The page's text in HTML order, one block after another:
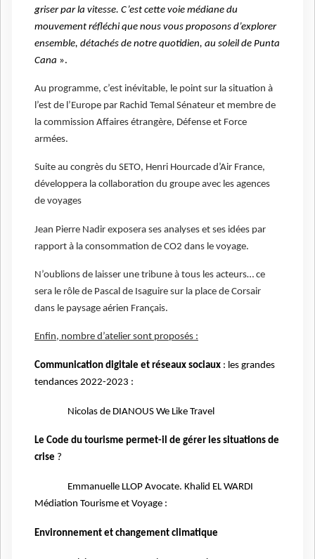
griser par la vitesse. C’est cette voie médiane du
mouvement réfléchi que nous vous proposons d’explorer
ensemble, détachés de notre quotidien, au soleil de Punta
Cana ».
Au programme, c’est inévitable, le point sur la situation à
l’est de l’Europe par Rachid Temal Sénateur et membre de
la commission Affaires étrangère, Défense et Force
armées.
Suite au congrès du SETO, Henri Hourcade d’Air France,
développera la collaboration du groupe avec les agences
de voyages
Jean Pierre Nadir exposera ses analyses et ses idées par
rapport à la consommation de CO2 dans le voyage.
N’oublions de laisser une tribune à tous les acteurs… ce
sera le rôle de Pascal de Isaguire sur la place de Corsair
dans le paysage aérien Français.
Enfin, nombre d’atelier sont proposés :
Communication digitale et réseaux sociaux : les grandes
tendances 2022-2023 :
Nicolas de DIANOUS We Like Travel
Le Code du tourisme permet-il de gérer les situations de
crise ?
Emmanuelle LLOP Avocate. Khalid EL WARDI
Médiation Tourisme et Voyage :
Environnement et changement climatique